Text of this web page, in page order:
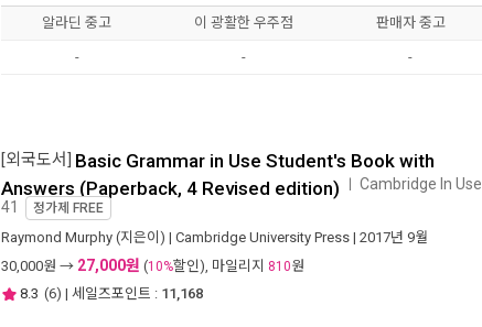
알라딘 중고 이 광활한 우주점 판매자 중고
- - -
[외국도서] Basic Grammar in Use Student's Book with
Answers (Paperback, 4 Revised edition) Cambridge In Use
41 정가제 FREE
Raymond Murphy (지은이) | Cambridge University Press | 2017년 9월
30,000원 → 27,000원 (10%할인), 마일리지 810원
8.3 (6) | 세일즈포인트 : 11,168